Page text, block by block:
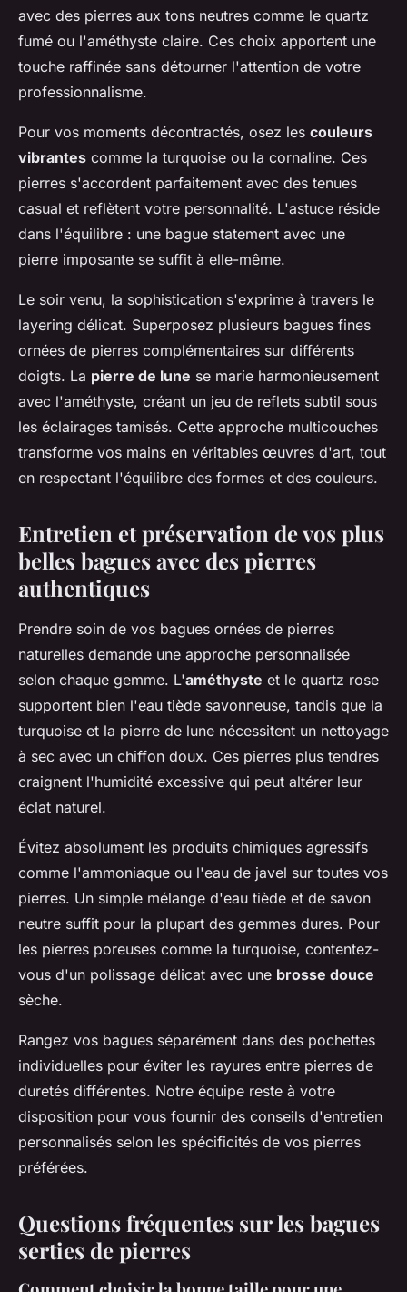
avec des pierres aux tons neutres comme le quartz
fumé ou l'améthyste claire. Ces choix apportent une
touche raffinée sans détourner l'attention de votre
professionnalisme.
Pour vos moments décontractés, osez les couleurs
vibrantes comme la turquoise ou la cornaline. Ces
pierres s'accordent parfaitement avec des tenues
casual et reflètent votre personnalité. L'astuce réside
dans l'équilibre : une bague statement avec une
pierre imposante se suffit à elle-même.
Le soir venu, la sophistication s'exprime à travers le
layering délicat. Superposez plusieurs bagues fines
ornées de pierres complémentaires sur différents
doigts. La pierre de lune se marie harmonieusement
avec l'améthyste, créant un jeu de reflets subtil sous
les éclairages tamisés. Cette approche multicouches
transforme vos mains en véritables œuvres d'art, tout
en respectant l'équilibre des formes et des couleurs.
Entretien et préservation de vos plus
belles bagues avec des pierres
authentiques
Prendre soin de vos bagues ornées de pierres
naturelles demande une approche personnalisée
selon chaque gemme. L'améthyste et le quartz rose
supportent bien l'eau tiède savonneuse, tandis que la
turquoise et la pierre de lune nécessitent un nettoyage
à sec avec un chiffon doux. Ces pierres plus tendres
craignent l'humidité excessive qui peut altérer leur
éclat naturel.
Évitez absolument les produits chimiques agressifs
comme l'ammoniaque ou l'eau de javel sur toutes vos
pierres. Un simple mélange d'eau tiède et de savon
neutre suffit pour la plupart des gemmes dures. Pour
les pierres poreuses comme la turquoise, contentez-
vous d'un polissage délicat avec une brosse douce
sèche.
Rangez vos bagues séparément dans des pochettes
individuelles pour éviter les rayures entre pierres de
duretés différentes. Notre équipe reste à votre
disposition pour vous fournir des conseils d'entretien
personnalisés selon les spécificités de vos pierres
préférées.
Questions fréquentes sur les bagues
serties de pierres